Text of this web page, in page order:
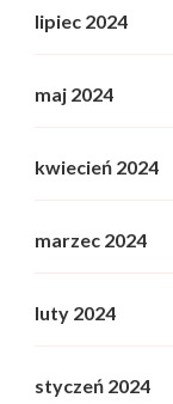
lipiec 2024
maj 2024
kwiecień 2024
marzec 2024
luty 2024
styczeń 2024